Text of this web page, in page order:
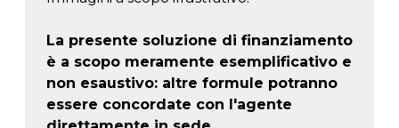
La presente soluzione di finanziamento
è a scopo meramente esemplificativo e
non esaustivo: altre formule potranno
essere concordate con l'agente